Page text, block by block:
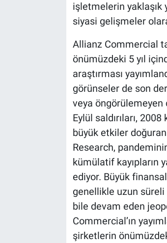
işletmelerin yaklaşık
siyasi gelişmeler
Allianz Commercial
önümüzdeki 5 yıl
araştırması
görünseler de son
veya öngörülemeyen
Eylül saldırıları,
büyük etkiler
Research,
kümülatif kayıpların
ediyor. Büyük
genellikle uzun süreli
bile devam eden
Commercial’ın
şirketlerin